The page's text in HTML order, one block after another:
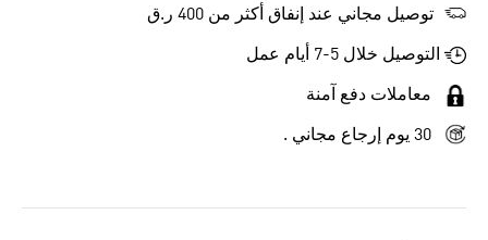
توصيل مجاني عند إنفاق أكثر من 400 ر.ق
التوصيل خلال 5-7 أيام عمل
معاملات دفع آمنة